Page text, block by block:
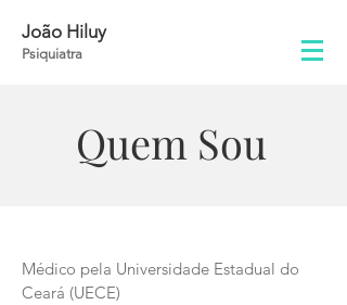
João Hiluy
Psiquiatra
Quem Sou
Médico pela Universidade Estadual do
Ceará (UECE)